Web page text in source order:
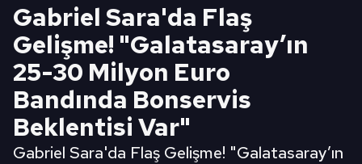
Gabriel Sara'da Flaş
Gelişme! "Galatasaray’ın
25-30 Milyon Euro
Bandında Bonservis
Beklentisi Var"
Gabriel Sara'da Flaş Gelişme! "Galatasaray’ın